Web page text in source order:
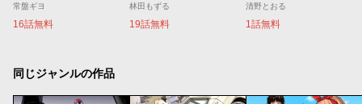
常盤ギヨ
16話無料
林田もずる
19話無料
清野とおる
1話無料
同じジャンルの作品